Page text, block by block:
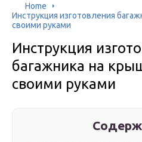
Home
Инструкция изготовления
своими руками
Инструкция
багажника на
своими руками